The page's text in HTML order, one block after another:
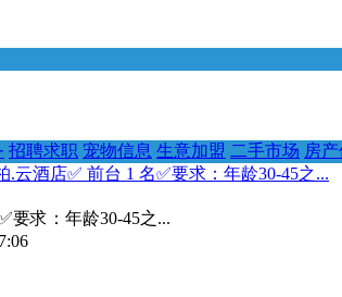
招聘求职 宠物信息 生意加盟 二手市场 房
.云酒店✅ 前台 1 名✅要求：年龄30-45之...
要求：年龄30-45之...